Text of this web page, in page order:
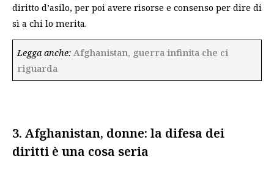
diritto d’asilo, per poi avere risorse e consenso per dire di
sì a chi lo merita.
Legga anche: Afghanistan, guerra infinita che ci
riguarda
3. Afghanistan, donne: la difesa dei
diritti è una cosa seria